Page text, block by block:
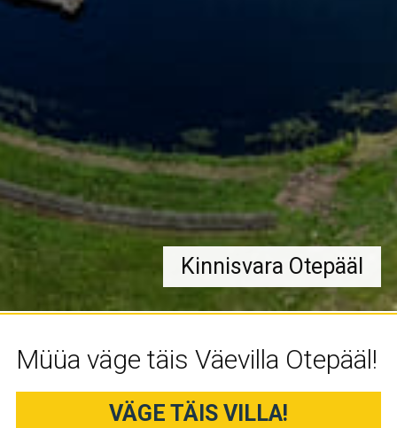
Kinnisvara Otepääl
Müüa väge täis Väevilla Otepääl!
VÄGE TÄIS VILLA!